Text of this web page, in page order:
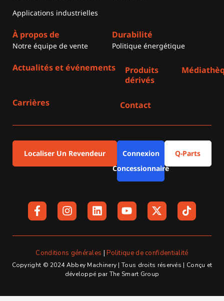
Applications industrielles
À propos de
Notre équipe de vente
Durabilité
Politique énergétique
Actualités et événements
Produits
dérivés
Carrières Contact
Localiser Un Revendeur
Connexion
Concessionnaire
Q-Parts
a
c
b
o
o
k
n
s
a
g
r
a
m
i
n
e
d
i
n
o
u
u
b
e
-
t
i
t
t
e
r
Conditions générales |Politique de confidentialité
Copyright © 2024 Abbey Machinery | Tous droits réservés | Conçu et
développé par The Smart Group